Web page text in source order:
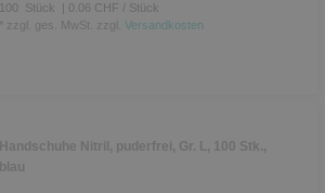
100 Stück
| 0.06 CHF / Stück
zzgl. ges. MwSt. zzgl. Versandkosten
Handschuhe Nitril, puderfrei, Gr. L, 100 Stk.,
blau